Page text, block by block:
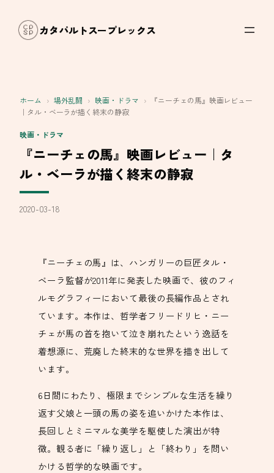
カタパルトスープレックス
ホーム › 場外乱闘 › 映画・ドラマ ›
『ニーチェの馬』映画レビュー
｜タル・ベーラが描く終末の静寂
映画・ドラマ
『ニーチェの馬』映画レビュー｜タ
ル・ベーラが描く終末の静寂
2020-03-18
『ニーチェの馬』は、ハンガリーの巨匠タル・
ベーラ監督が2011年に発表した映画で、彼のフィ
ルモグラフィーにおいて最後の長編作品とされ
ています。本作は、哲学者フリードリヒ・ニー
チェが馬の首を抱いて泣き崩れたという逸話を
着想源に、荒廃した終末的な世界を描き出して
います。
6日間にわたり、極限までシンプルな生活を繰り
返す父娘と一頭の馬の姿を追いかけた本作は、
長回しとミニマルな美学を駆使した演出が特
徴。観る者に「繰り返し」と「終わり」を問い
かける哲学的な映画です。